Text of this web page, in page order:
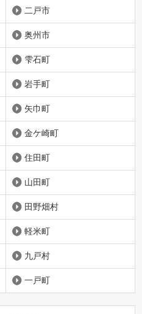
二戸市
奥州市
雫石町
岩手町
矢巾町
金ケ崎町
住田町
山田町
田野畑村
軽米町
九戸村
一戸町